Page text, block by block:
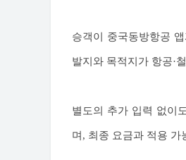
승객이 중국동방항공
발지와 목적지가 항공·
별도의 추가 입력 없이
며, 최종 요금과 적용 가